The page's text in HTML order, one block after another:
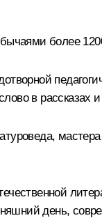
более
в рассказах
день,